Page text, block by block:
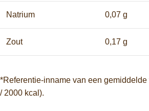
Natrium 0,07 g
Zout 0,17 g
*Referentie-inname van een
/ 2000 kcal).